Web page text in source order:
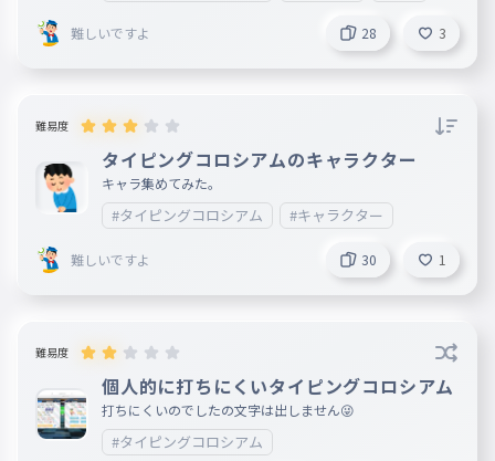
難しいですよ 28 3
難易度
タイピングコロシアムのキャラクター
キャラ集めてみた。
#タイピングコロシアム #キャラクター
難しいですよ 30 1
難易度
個人的に打ちにくいタイピングコロシアム
打ちにくいのでしたの文字は出しません😜
#タイピングコロシアム